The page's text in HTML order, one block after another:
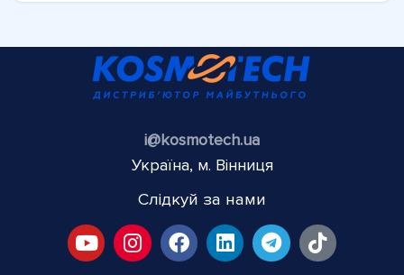
i@kosmotech.ua
Україна, м. Вінниця
Слідкуй за нами